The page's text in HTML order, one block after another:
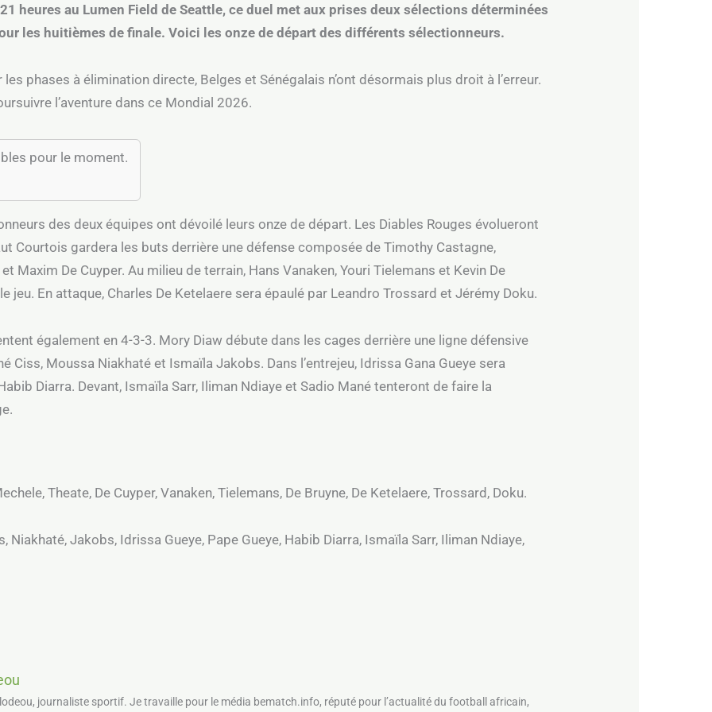
heures au Lumen Field de Seattle, ce duel met aux prises deux sélections déterminées
les huitièmes de finale. Voici les onze de départ des différents sélectionneurs.
phases à élimination directe, Belges et Sénégalais n’ont désormais plus droit à l’erreur.
l’aventure dans ce Mondial 2026.
pour le moment.
des deux équipes ont dévoilé leurs onze de départ. Les Diables Rouges évolueront
Courtois gardera les buts derrière une défense composée de Timothy Castagne,
Maxim De Cuyper. Au milieu de terrain, Hans Vanaken, Youri Tielemans et Kevin De
jeu. En attaque, Charles De Ketelaere sera épaulé par Leandro Trossard et Jérémy Doku.
également en 4-3-3. Mory Diaw débute dans les cages derrière une ligne défensive
Ciss, Moussa Niakhaté et Ismaïla Jakobs. Dans l’entrejeu, Idrissa Gana Gueye sera
Diarra. Devant, Ismaïla Sarr, Iliman Ndiaye et Sadio Mané tenteront de faire la
Theate, De Cuyper, Vanaken, Tielemans, De Bruyne, De Ketelaere, Trossard, Doku.
Niakhaté, Jakobs, Idrissa Gueye, Pape Gueye, Habib Diarra, Ismaïla Sarr, Iliman Ndiaye,
journaliste sportif. Je travaille pour le média bematch.info, réputé pour l’actualité du football africain,